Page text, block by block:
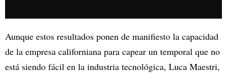
Aunque estos resultados ponen de manifiesto la capacidad
de la empresa californiana para capear un temporal que no
está siendo fácil en la industria tecnológica, Luca Maestri,